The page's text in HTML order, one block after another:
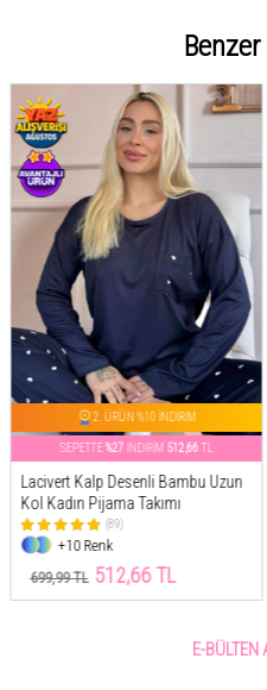
2. ÜRÜN %10 İNDİRİM
SEPETTE%27 İNDİRİM 512,66TL
Lacivert Kalp Desenli Bambu Uzun
Kol Kadın Pijama Takımı
(89)
+10 Renk
699,99 TL 512,66 TL
E-BÜLTEN